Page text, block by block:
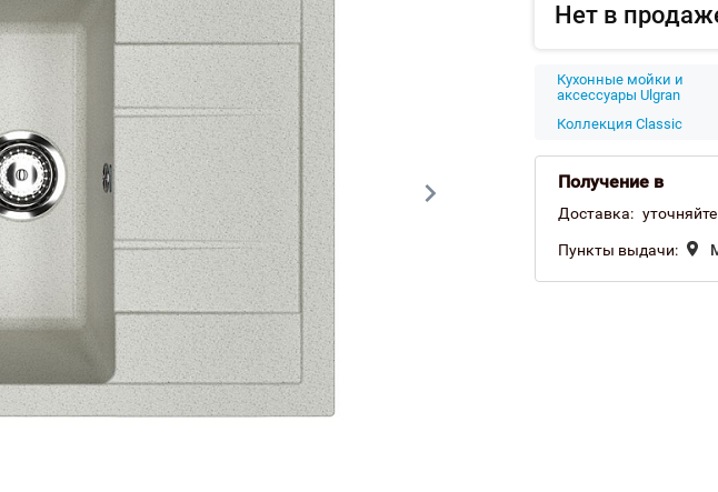
Нет в
Кухонные мойки и
аксессуары Ulgran
Коллекция Classic
Получение в
Доставка:
Пункты выдачи: